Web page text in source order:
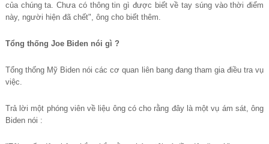
của chúng ta. Chưa có thông tin gì được biết về tay súng vào thời điểm
này, người hiện đã chết", ông cho biết thêm.
Tổng thống Joe Biden nói gì ?
Tổng thống Mỹ Biden nói các cơ quan liên bang đang tham gia điều tra vụ
việc.
Trả lời một phóng viên về liệu ông có cho rằng đây là một vụ ám sát, ông
Biden nói :